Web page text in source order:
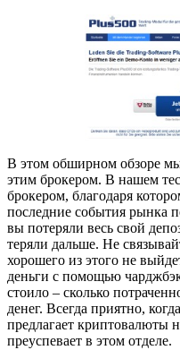
В этом обширном обзоре
этим брокером. В нашем
брокером, благодаря
последние события рынка
вы потеряли весь свой
теряли дальше. Не
хорошего из этого не
деньги с помощью
стоило – сколько
денег. Всегда приятно,
предлагает криптовалюты
преуспевает в этом отделе.